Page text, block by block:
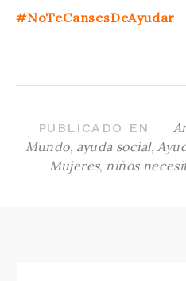
#NoTeCansesDeAyudar
PUBLICADO EN
Mundo, ayuda social,
Mujeres, niños